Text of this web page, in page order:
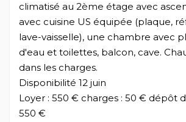
climatisé au 2ème étage avec
avec cuisine US équipée (plaque,
lave-vaisselle), une chambre avec
d'eau et toilettes, balcon, cave.
dans les charges.
Disponibilité 12 juin
Loyer : 550 € charges : 50 € dépôt
550 €